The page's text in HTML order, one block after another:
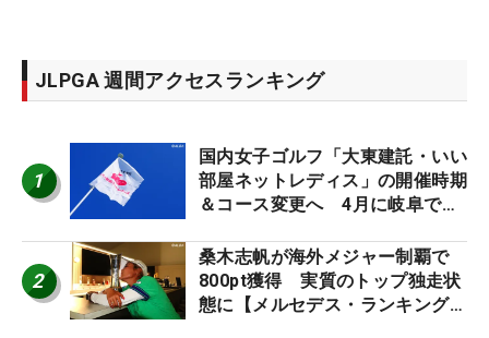
JLPGA 週間アクセスランキング
1
国内女子ゴルフ「大東建託・いい
部屋ネットレディス」の開催時期
＆コース変更へ 4月に岐阜で開
2
桑木志帆が海外メジャー制覇で
800pt獲得 実質のトップ独走状
態に【メルセデス・ランキング番